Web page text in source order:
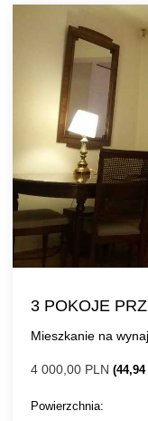
3 POKOJE
Mieszkanie na
4 000,00 PLN
Powierzchnia: